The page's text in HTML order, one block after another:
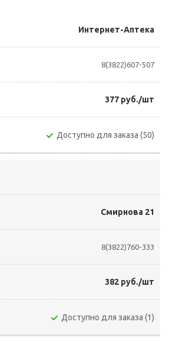
Интернет-Аптека
8(3822)607-507
377 руб./шт
Доступно для заказа (50)
Смирнова 21
8(3822)760-333
382 руб./шт
Доступно для заказа (1)